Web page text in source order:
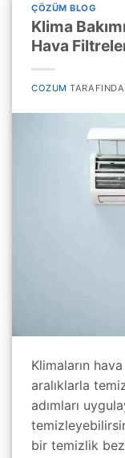
ÇÖZÜM BLOG
Klima
Hava
COZUM
Klimaların
aralıklarla
adımları
bir temizlik